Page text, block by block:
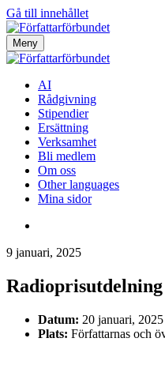
Gå till innehållet
Meny
AI
Rådgivning
Stipendier
Ersättning
Verksamhet
Bli medlem
Om oss
Other languages
Mina sidor
9 januari, 2025
Radioprisutdelning
Datum: 20 januari,
Plats: Författarnas och